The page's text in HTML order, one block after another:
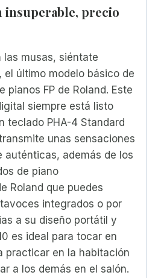
precio
las musas, siéntate
el último modelo básico de
pianos FP de Roland. Este
siempre está listo
teclado PHA-4 Standard
unas sensaciones
auténticas, además de los
de piano
Roland que puedes
integrados o por
a su diseño portátil y
es ideal para tocar en
practicar en la habitación
a los demás en el salón.